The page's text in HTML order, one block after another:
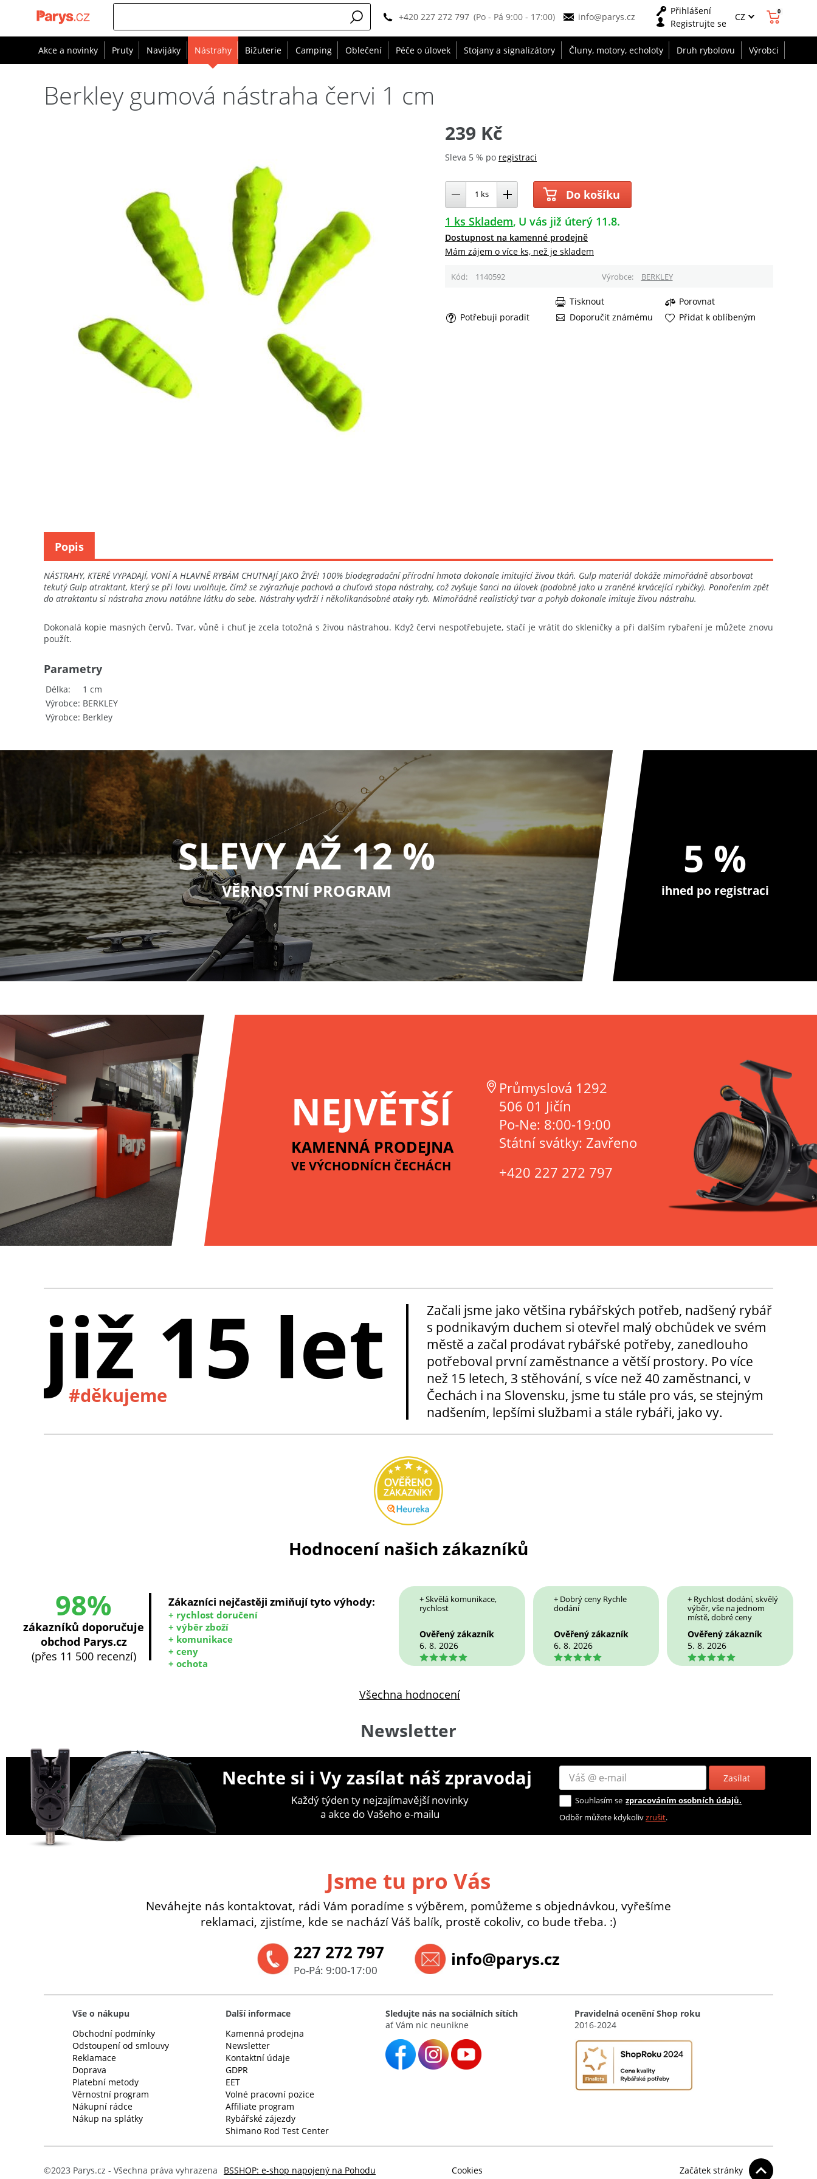
+420 227 272 797 (Po - Pá 9:00 - 17:00) info@parys.cz
Přihlášení
Registrujte se
CZ 0
Akce a novinky Pruty Navijáky Nástrahy Bižuterie Camping Oblečení Péče o úlovek Stojany a signalizátory Čluny, motory, echoloty Druh rybolovu Výrobci
Berkley gumová nástraha červi 1 cm
239 Kč
Sleva 5 % po registraci
Do košíku
1 ks Skladem U vás již úterý 11.8.
Dostupnost na kamenné prodejně
Mám zájem o více ks, než je skladem
Kód 1140592 Výrobce BERKLEY
Porovnat
Potřebuji poradit
Doporučit známému
Tisknout
Přidat k oblíbeným
NÁSTRAHY, KTERÉ VYPADAJÍ, VONÍ A HLAVNĚ RYBÁM CHUTNAJÍ JAKO ŽIVÉ! 100% biodegradační přírodní hmota dokonale imitující živou tkáň. Gulp materiál dokáže mimořádně absorbovat
tekutý Gulp atraktant, který se při lovu uvolňuje, čímž se zvýrazňuje pachová a chuťová stopa nástrahy, což zvyšuje šanci na úlovek (podobně jako u zraněné krvácející rybičky). Ponořením zpět
do atraktantu si nástraha znovu natáhne látku do sebe. Nástrahy vydrží i několikanásobné ataky ryb. Mimořádně realistický tvar a pohyb dokonale imituje živou nástrahu.
Dokonalá kopie masných červů. Tvar, vůně i chuť je zcela totožná s živou nástrahou. Když červi nespotřebujete, stačí je vrátit do skleničky a při dalším rybaření je můžete znovu
použít.
Délka
1 cm
Výrobce BERKLEY
Výrobce Berkley
Parametry
Popis
SLEVY AŽ 12 %
VĚRNOSTNÍ PROGRAM
5 %
ihned po registraci
NEJVĚTŠÍ
KAMENNÁ PRODEJNA
VE VÝCHODNÍCH ČECHÁCH
Průmyslová 1292
506 01 Jičín
Po-Ne: 8:00-19:00
Státní svátky: Zavřeno
+420 227 272 797
již 15 let
#děkujeme
Začali jsme jako většina rybářských potřeb, nadšený rybář
s podnikavým duchem si otevřel malý obchůdek ve svém
městě a začal prodávat rybářské potřeby, zanedlouho
potřeboval první zaměstnance a větší prostory. Po více
než 15 letech, 3 stěhování, s více než 40 zaměstnanci, v
Čechách i na Slovensku, jsme tu stále pro vás, se stejným
nadšením, lepšími službami a stále rybáři, jako vy.
Hodnocení našich zákazníků
98%
zákazníků doporučuje
obchod Parys.cz
(přes 11 500 recenzí)
Zákazníci nejčastěji zmiňují tyto výhody:
+ rychlost doručení
+ výběr zboží
+ komunikace
+ ceny
+ ochota
+ Skvělá komunikace,
rychlost
Ověřený zákazník
6. 8. 2026
5
+ Dobrý ceny Rychle
dodání
Ověřený zákazník
6. 8. 2026
5
+ Rychlost dodání, skvělý
výběr, vše na jednom
místě, dobré ceny
Ověřený zákazník
5. 8. 2026
5
Všechna hodnocení
Newsletter
Nechte si i Vy zasílat náš zpravodaj Zasílat
Každý týden ty nejzajímavější novinky
a akce do Vašeho e-mailu
Souhlasím se zpracováním osobních údajů.
Odběr můžete kdykolivzrušit.
Jsme tu pro Vás
Neváhejte nás kontaktovat, rádi Vám poradíme s výběrem, pomůžeme s objednávkou, vyřešíme
reklamaci, zjistíme, kde se nachází Váš balík, prostě cokoliv, co bude třeba. :)
227 272 797
Po-Pá: 9:00-17:00 info@parys.cz
Vše o nákupu
Obchodní podmínky
Odstoupení od smlouvy
Reklamace
Doprava
Platební metody
Věrnostní program
Nákupní rádce
Nákup na splátky
Další informace
Kamenná prodejna
Newsletter
Kontaktní údaje
GDPR
EET
Volné pracovní pozice
Affiliate program
Rybářské zájezdy
Shimano Rod Test Center
Sledujte nás na sociálních sítích
ať Vám nic neunikne
Pravidelná ocenění Shop roku
2016-2024
©2023 Parys.cz - Všechna práva vyhrazena BSSHOP: e-shop napojený na Pohodu Začátek stránky
Cookies